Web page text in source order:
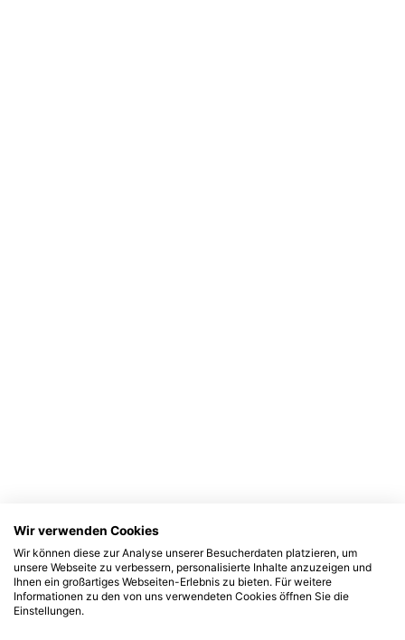
Wir verwenden Cookies
Wir können diese zur Analyse unserer Besucherdaten platzieren, um
unsere Webseite zu verbessern, personalisierte Inhalte anzuzeigen und
Ihnen ein großartiges Webseiten-Erlebnis zu bieten. Für weitere
Informationen zu den von uns verwendeten Cookies öffnen Sie die
Einstellungen.